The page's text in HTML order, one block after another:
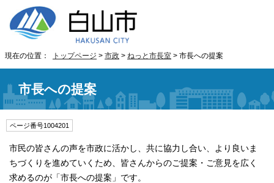
現在の位置： トップページ > 市政 > ねっと市長室 > 市長への提案
市長への提案
ページ番号1004201
市民の皆さんの声を市政に活かし、共に協力し合い、より良いま
ちづくりを進めていくため、皆さんからのご提案・ご意見を広く
求めるのが「市長への提案」です。